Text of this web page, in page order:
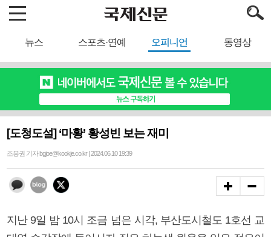
뉴스 스포츠·연예 오피니언 동영상
[도청도설] ‘마황’ 황성빈 보는 재미
조봉권 기자 bgjoe@kookje.co.kr | 2024.06.10 19:39
지난 9일 밤 10시 조금 넘은 시각, 부산도시철도 1호선 교